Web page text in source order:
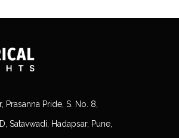
Pride, S. No. 8,
Satavwadi, Hadapsar, Pune,